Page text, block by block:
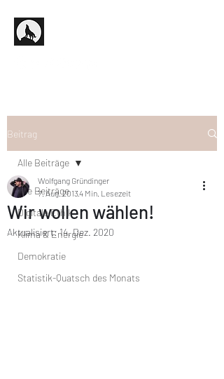
Beitrag
Alle Beiträge
Digitale Ethik
Klima & Energie
Demokratie
Statistik-Quatsch des Monats
Alle Beiträge
Wir wollen wählen!
Wolfgang Gründinger
7. Aug. 20134 Min. Lesezeit
Aktualisiert:14. Dez. 2020